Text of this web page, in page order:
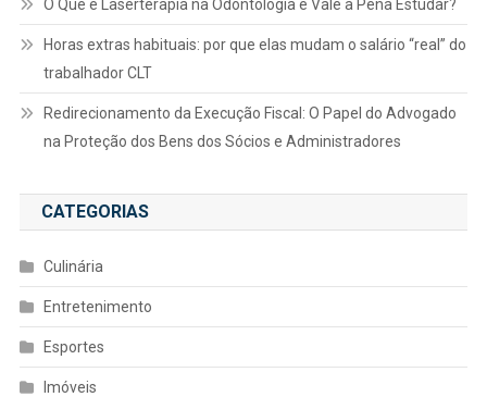
O Que é Laserterapia na Odontologia e Vale a Pena Estudar?
Horas extras habituais: por que elas mudam o salário “real” do
trabalhador CLT
Redirecionamento da Execução Fiscal: O Papel do Advogado
na Proteção dos Bens dos Sócios e Administradores
CATEGORIAS
Culinária
Entretenimento
Esportes
Imóveis